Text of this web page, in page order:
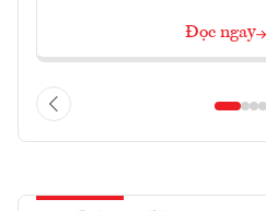
Đọc ngay